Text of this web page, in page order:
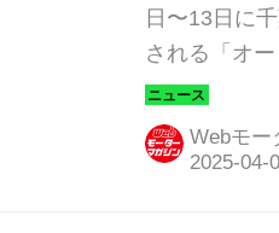
日〜13日に
される「オ
（
するが、そ
Webモー